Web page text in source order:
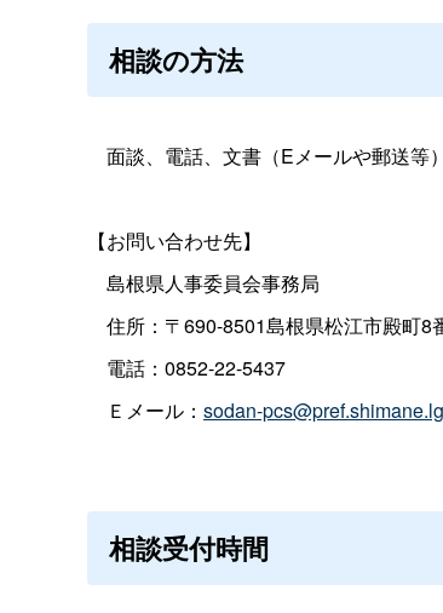
相談の方法
面談、電話、文書（Eメールや郵送等
【お問い合わせ先】
島根県人事委員会事務局
住所：〒690-8501島根県松江市殿町8
電話：0852-22-5437
Ｅメール： sodan-
相談受付時間